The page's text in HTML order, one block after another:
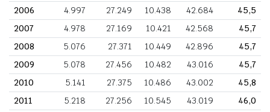
2006
4.997 27.249 10.438 42.684
45,5
2007
4.978 27.169 10.421 42.568
45,7
2008
5.076 27.371 10.449 42.896
45,7
2009
5.078 27.456 10.482 43.016
45,7
2010
5.141 27.375 10.486 43.002
45,8
2011
5.218 27.256 10.545 43.019
46,0